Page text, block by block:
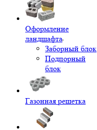
Оформление
ландшафта
Заборный блок
Подпорный
блок
Газонная решетка